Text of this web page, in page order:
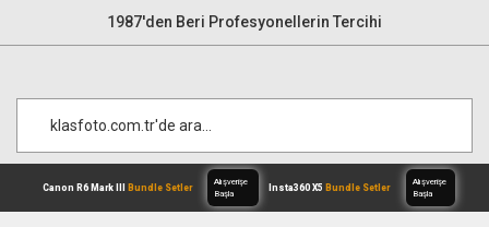
1987'den Beri Profesyonellerin Tercihi